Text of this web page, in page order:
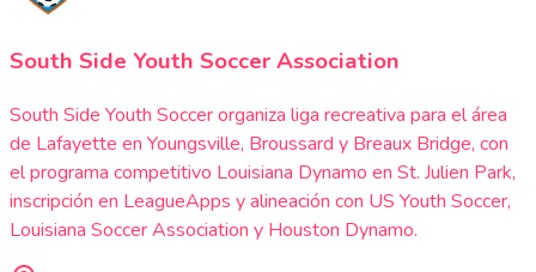
South Side Youth Soccer Association
South Side Youth Soccer organiza liga recreativa para el área
de Lafayette en Youngsville, Broussard y Breaux Bridge, con
el programa competitivo Louisiana Dynamo en St. Julien Park,
inscripción en LeagueApps y alineación con US Youth Soccer,
Louisiana Soccer Association y Houston Dynamo.